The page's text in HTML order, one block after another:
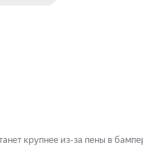
крупнее из-за пены в